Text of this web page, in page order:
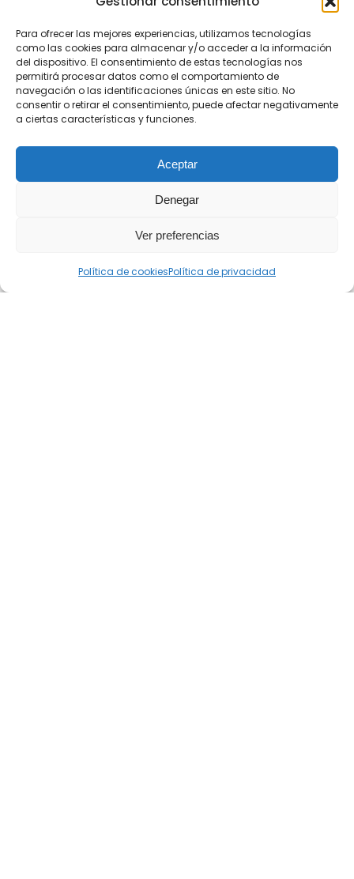
Para ofrecer las mejores experiencias, utilizamos tecnologías
como las cookies para almacenar y/o acceder a la información
del dispositivo. El consentimiento de estas tecnologías nos
permitirá procesar datos como el comportamiento de
navegación o las identificaciones únicas en este sitio. No
consentir o retirar el consentimiento, puede afectar negativamente
a ciertas características y funciones.
Aceptar
Denegar
Ver preferencias
Política de cookiesPolítica de privacidad